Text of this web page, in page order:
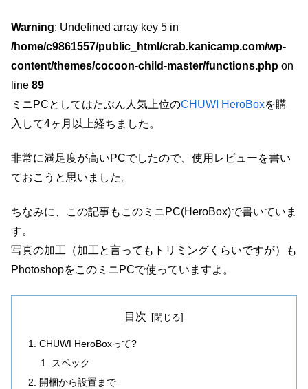
Warning: Undefined array key 5 in
/home/c9861557/public_html/crab.kanicamp.com/wp-
content/themes/cocoon-child-master/functions.php on
line 89
ミニPCとしてはたぶん人気上位のCHUWI HeroBoxを購
入して4ヶ月以上経ちました。
非常に満足度が高いPCでしたので、使用レビューを書い
ておこうと思いました。
ちなみに、この記事もこのミニPC(HeroBox)で書いていま
す。
写真の加工（加工と言ってもトリミングくらいですが）も
PhotoshopをこのミニPCで使っていますよ。
目次
CHUWI HeroBoxって?
スペック
開梱から設置まで